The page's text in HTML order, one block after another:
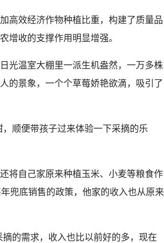
效经济作物种植比重，构建了质量品
增收的支撑作用明显增强。
温室大棚里一派生机盎然，一万多株
的景象，一个个草莓娇艳欲滴，吸引了
顺便带孩子过来体验一下采摘的乐
自己家原来种植玉米、小麦等粮食作
兜底销售的政策，他家的收入也从原来
的需求，收入也比以前好的多，现在